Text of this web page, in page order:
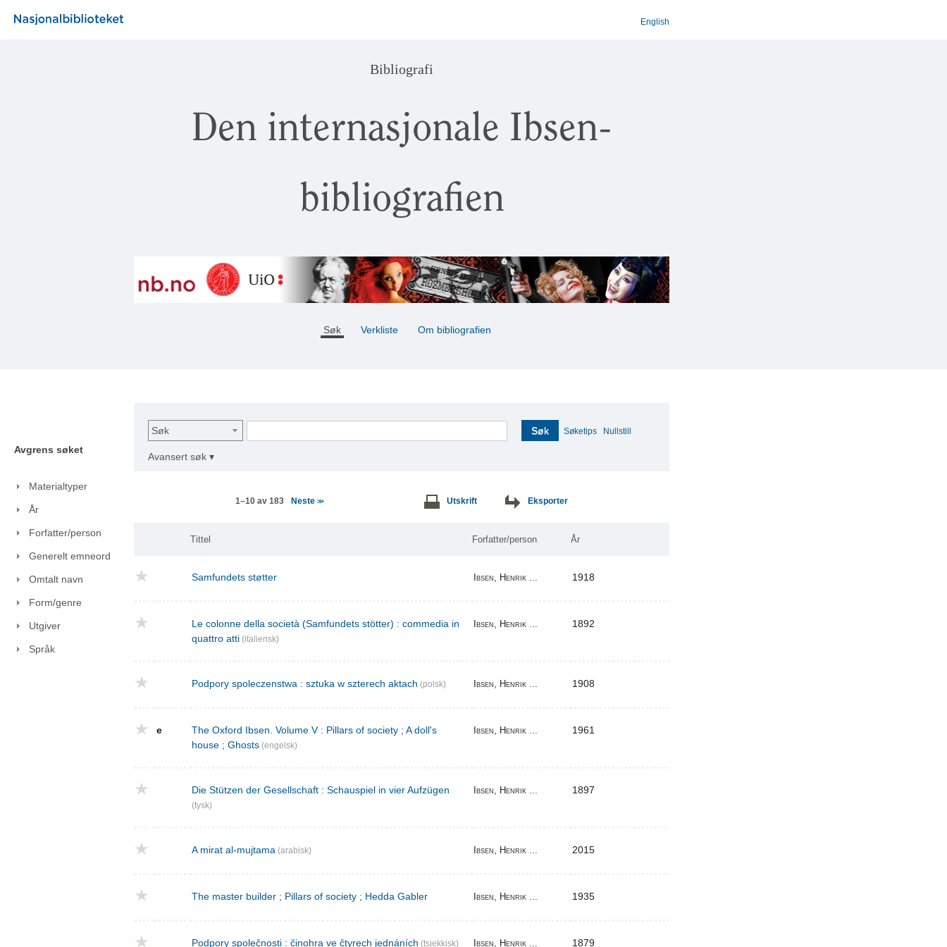
English
Bibliografi
Den internasjonale Ibsen-
bibliografien
Søk Verkliste Om bibliografien
Avgrens søket
Materialtyper
År
Forfatter/person
Generelt emneord
Omtalt navn
Form/genre
Utgiver
Språk
Søk Søk Søketips Nullstill
Avansert søk ▾
1–10 av 183 Neste >> Utskrift Eksporter
Tittel Forfatter/person År
Samfundets støtter Ibsen, Henrik ... 1918
Le colonne della società (Samfundets stötter) : commedia in
quattro atti (italiensk)
Ibsen, Henrik ... 1892
Podpory spoleczenstwa : sztuka w szterech aktach (polsk) Ibsen, Henrik ... 1908
e
The Oxford Ibsen. Volume V : Pillars of society ; A doll's
house ; Ghosts (engelsk)
Ibsen, Henrik ... 1961
Die Stützen der Gesellschaft : Schauspiel in vier Aufzügen
(tysk)
Ibsen, Henrik ... 1897
A mirat al-mujtama (arabisk) Ibsen, Henrik ... 2015
The master builder ; Pillars of society ; Hedda Gabler Ibsen, Henrik ... 1935
Podpory společnosti : činohra ve čtyrech jednáních (tsjekkisk) Ibsen, Henrik ... 1879